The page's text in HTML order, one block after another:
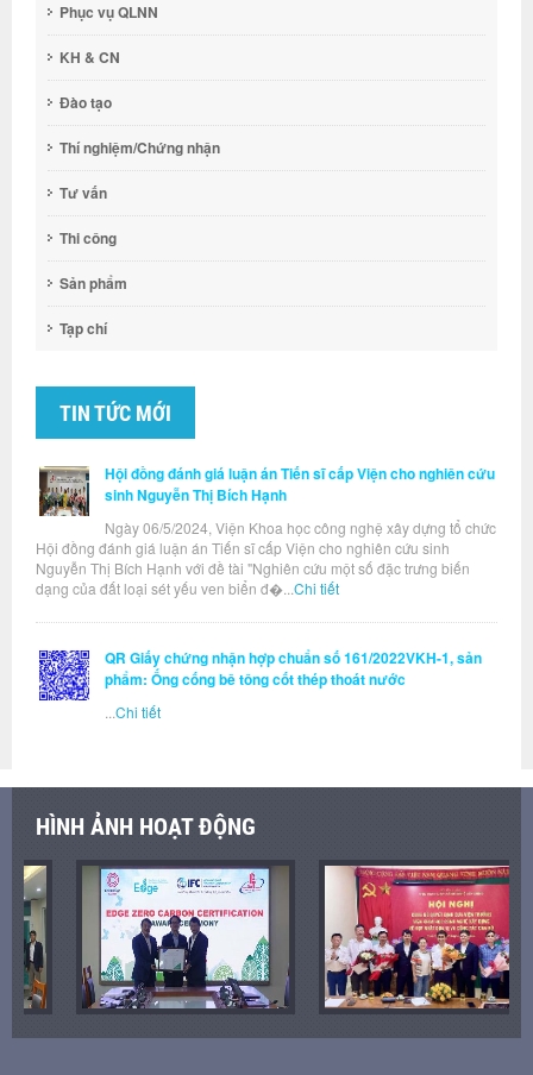
Phục vụ QLNN
KH & CN
Đào tạo
Thí nghiệm/Chứng nhận
Tư vấn
Thi công
Sản phẩm
Tạp chí
TIN TỨC MỚI
Hội đồng đánh giá luận án Tiến sĩ cấp Viện cho nghiên cứu
sinh Nguyễn Thị Bích Hạnh
Ngày 06/5/2024, Viện Khoa học công nghệ xây dựng tổ chức
Hội đồng đánh giá luận án Tiến sĩ cấp Viện cho nghiên cứu sinh
Nguyễn Thị Bích Hạnh với đề tài "Nghiên cứu một số đặc trưng biến
dạng của đất loại sét yếu ven biển đ�... Chi tiết
QR Giấy chứng nhận hợp chuẩn số 161/2022VKH-1, sản
phẩm: Ống cống bê tông cốt thép thoát nước
Chi tiết
HÌNH ẢNH HOẠT ĐỘNG